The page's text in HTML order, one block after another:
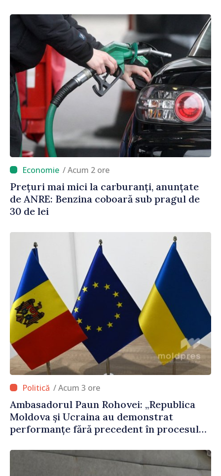
/ Acum 2 ore
Prețuri mai mici la carburanți, anunțate
de ANRE: Benzina coboară sub pragul de
30 de lei
/ Acum 3 ore
Ambasadorul Paun Rohovei: „Republica
Moldova și Ucraina au demonstrat
performanțe fără precedent în procesul